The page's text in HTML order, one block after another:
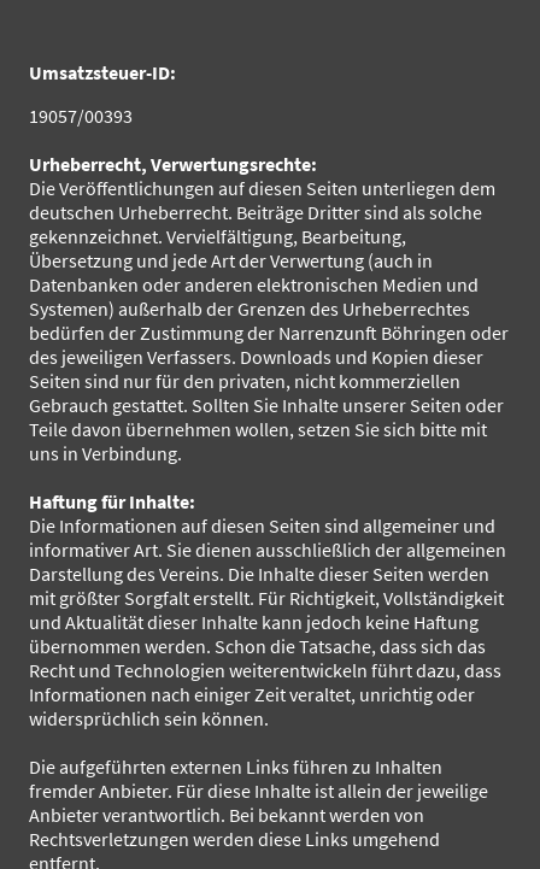
Umsatzsteuer-ID:
19057/00393
Urheberrecht, Verwertungsrechte:
Die Veröffentlichungen auf diesen Seiten unterliegen dem
deutschen Urheberrecht. Beiträge Dritter sind als solche
gekennzeichnet. Vervielfältigung, Bearbeitung,
Übersetzung und jede Art der Verwertung (auch in
Datenbanken oder anderen elektronischen Medien und
Systemen) außerhalb der Grenzen des Urheberrechtes
bedürfen der Zustimmung der Narrenzunft Böhringen oder
des jeweiligen Verfassers. Downloads und Kopien dieser
Seiten sind nur für den privaten, nicht kommerziellen
Gebrauch gestattet. Sollten Sie Inhalte unserer Seiten oder
Teile davon übernehmen wollen, setzen Sie sich bitte mit
uns in Verbindung.
Haftung für Inhalte:
Die Informationen auf diesen Seiten sind allgemeiner und
informativer Art. Sie dienen ausschließlich der allgemeinen
Darstellung des Vereins. Die Inhalte dieser Seiten werden
mit größter Sorgfalt erstellt. Für Richtigkeit, Vollständigkeit
und Aktualität dieser Inhalte kann jedoch keine Haftung
übernommen werden. Schon die Tatsache, dass sich das
Recht und Technologien weiterentwickeln führt dazu, dass
Informationen nach einiger Zeit veraltet, unrichtig oder
widersprüchlich sein können.
Die aufgeführten externen Links führen zu Inhalten
fremder Anbieter. Für diese Inhalte ist allein der jeweilige
Anbieter verantwortlich. Bei bekannt werden von
Rechtsverletzungen werden diese Links umgehend
entfernt.